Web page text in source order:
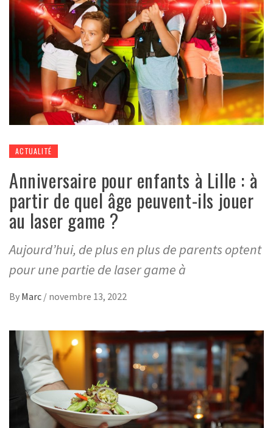
ACTUALITÉ
Anniversaire pour enfants à Lille : à
partir de quel âge peuvent-ils jouer
au laser game ?
Aujourd’hui, de plus en plus de parents optent
pour une partie de laser game à
By Marc / novembre 13, 2022